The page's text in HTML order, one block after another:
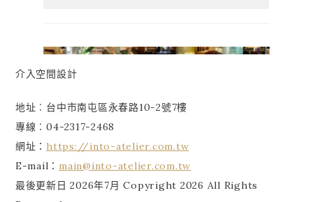
介入空間設計
地址︰台中市南屯區永春路10-2號7樓
專線︰04-2317-2468
網址： https://into-atelier.com.tw
E-mail： main@into-atelier.com.tw
最後更新日 2026年7月 Copyright 2026 All Rights